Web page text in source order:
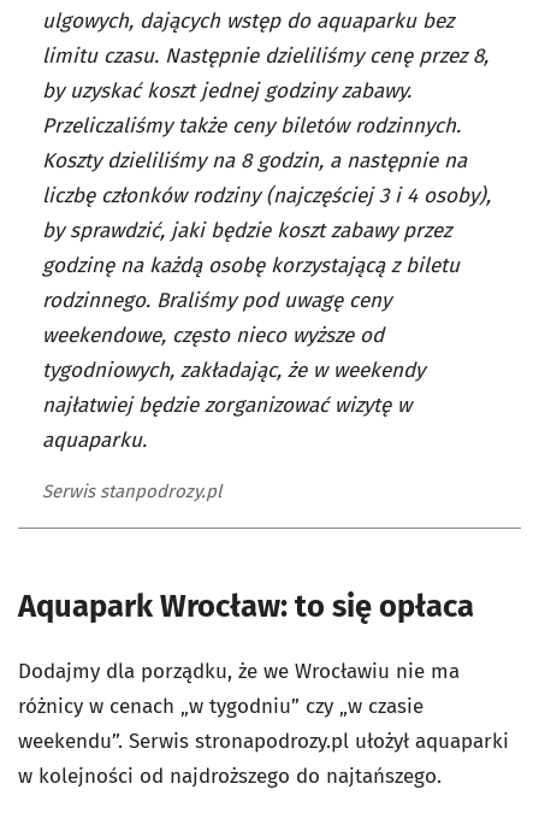
ulgowych, dających wstęp do aquaparku bez
limitu czasu. Następnie dzieliliśmy cenę przez 8,
by uzyskać koszt jednej godziny zabawy.
Przeliczaliśmy także ceny biletów rodzinnych.
Koszty dzieliliśmy na 8 godzin, a następnie na
liczbę członków rodziny (najczęściej 3 i 4 osoby),
by sprawdzić, jaki będzie koszt zabawy przez
godzinę na każdą osobę korzystającą z biletu
rodzinnego. Braliśmy pod uwagę ceny
weekendowe, często nieco wyższe od
tygodniowych, zakładając, że w weekendy
najłatwiej będzie zorganizować wizytę w
aquaparku.
Serwis stanpodrozy.pl
Aquapark Wrocław: to się opłaca
Dodajmy dla porządku, że we Wrocławiu nie ma
różnicy w cenach „w tygodniu” czy „w czasie
weekendu”. Serwis stronapodrozy.pl ułożył aquaparki
w kolejności od najdroższego do najtańszego.